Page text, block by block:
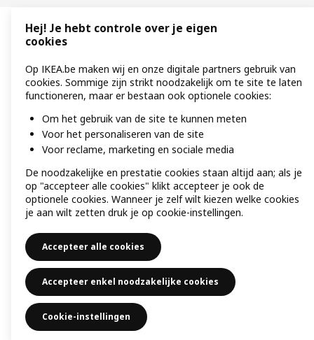
Hej! Je hebt controle over je eigen
cookies
Op IKEA.be maken wij en onze digitale partners gebruik van
cookies. Sommige zijn strikt noodzakelijk om te site te laten
functioneren, maar er bestaan ook optionele cookies:
Om het gebruik van de site te kunnen meten
Voor het personaliseren van de site
Voor reclame, marketing en sociale media
De noodzakelijke en prestatie cookies staan altijd aan; als je
op "accepteer alle cookies" klikt accepteer je ook de
optionele cookies. Wanneer je zelf wilt kiezen welke cookies
je aan wilt zetten druk je op cookie-instellingen.
Accepteer alle cookies
Accepteer enkel noodzakelijke cookies
Cookie-instellingen